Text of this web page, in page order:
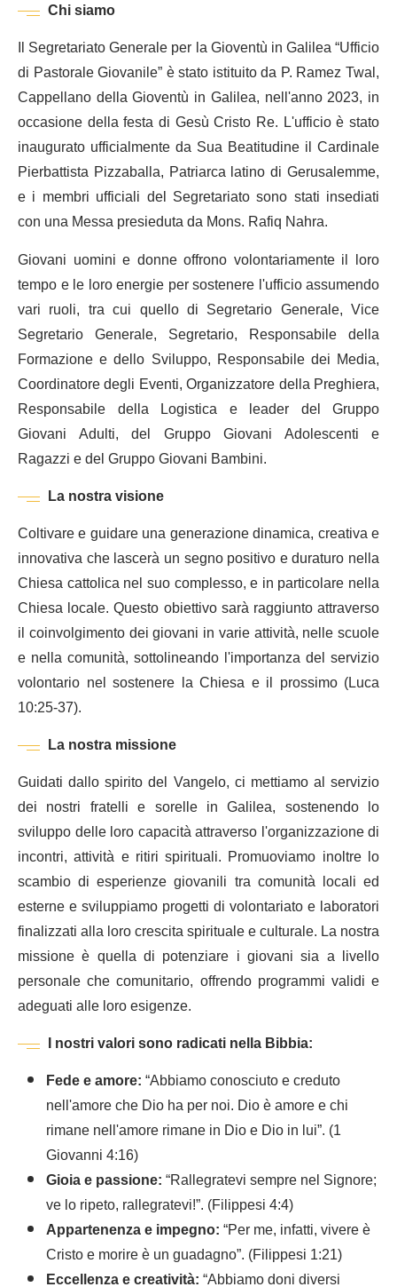
Chi siamo
Il Segretariato Generale per la Gioventù in Galilea “Ufficio
di Pastorale Giovanile” è stato istituito da P. Ramez Twal,
Cappellano della Gioventù in Galilea, nell'anno 2023, in
occasione della festa di Gesù Cristo Re. L'ufficio è stato
inaugurato ufficialmente da Sua Beatitudine il Cardinale
Pierbattista Pizzaballa, Patriarca latino di Gerusalemme,
e i membri ufficiali del Segretariato sono stati insediati
con una Messa presieduta da Mons. Rafiq Nahra.
Giovani uomini e donne offrono volontariamente il loro
tempo e le loro energie per sostenere l'ufficio assumendo
vari ruoli, tra cui quello di Segretario Generale, Vice
Segretario Generale, Segretario, Responsabile della
Formazione e dello Sviluppo, Responsabile dei Media,
Coordinatore degli Eventi, Organizzatore della Preghiera,
Responsabile della Logistica e leader del Gruppo
Giovani Adulti, del Gruppo Giovani Adolescenti e
Ragazzi e del Gruppo Giovani Bambini.
La nostra visione
Coltivare e guidare una generazione dinamica, creativa e
innovativa che lascerà un segno positivo e duraturo nella
Chiesa cattolica nel suo complesso, e in particolare nella
Chiesa locale. Questo obiettivo sarà raggiunto attraverso
il coinvolgimento dei giovani in varie attività, nelle scuole
e nella comunità, sottolineando l'importanza del servizio
volontario nel sostenere la Chiesa e il prossimo (Luca
10:25-37).
La nostra missione
Guidati dallo spirito del Vangelo, ci mettiamo al servizio
dei nostri fratelli e sorelle in Galilea, sostenendo lo
sviluppo delle loro capacità attraverso l'organizzazione di
incontri, attività e ritiri spirituali. Promuoviamo inoltre lo
scambio di esperienze giovanili tra comunità locali ed
esterne e sviluppiamo progetti di volontariato e laboratori
finalizzati alla loro crescita spirituale e culturale. La nostra
missione è quella di potenziare i giovani sia a livello
personale che comunitario, offrendo programmi validi e
adeguati alle loro esigenze.
I nostri valori sono radicati nella Bibbia:
Fede e amore:“Abbiamo conosciuto e creduto
nell'amore che Dio ha per noi. Dio è amore e chi
rimane nell'amore rimane in Dio e Dio in lui”. (1
Giovanni 4:16)
Gioia e passione:“Rallegratevi sempre nel Signore;
ve lo ripeto, rallegratevi!”. (Filippesi 4:4)
Appartenenza e impegno:“Per me, infatti, vivere è
Cristo e morire è un guadagno”. (Filippesi 1:21)
Eccellenza e creatività:“Abbiamo doni diversi